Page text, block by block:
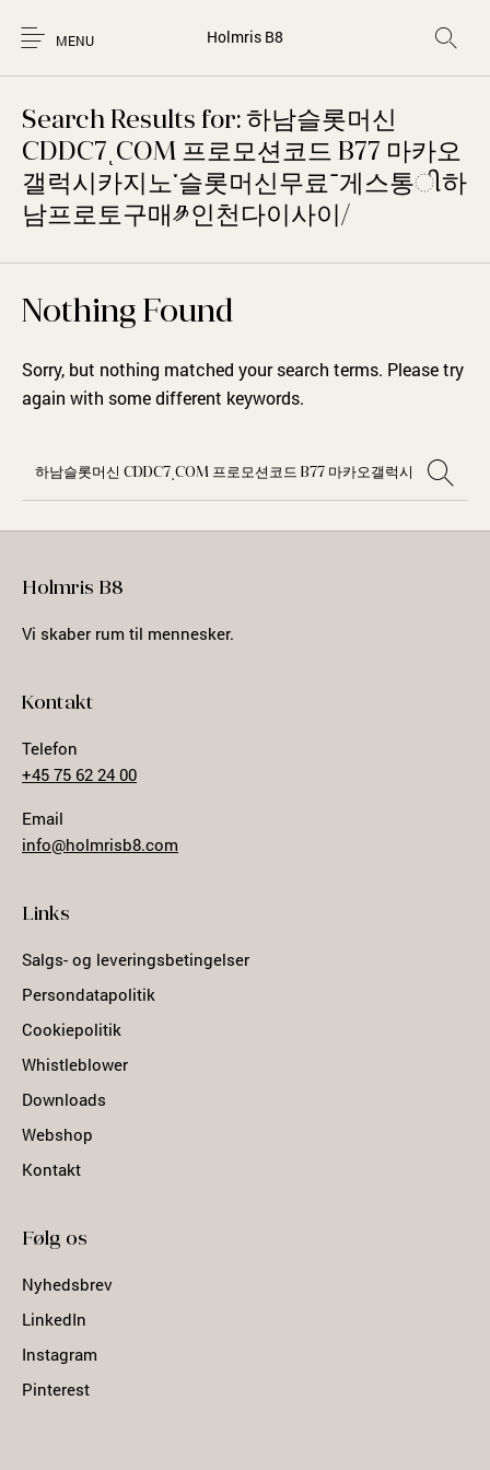
MENU Holmris B8
Search Results for: 하남슬롯머신
CDDC7ͺCOM 프로모션코드 B77 마카오
갤럭시카지노༌슬롯머신무료־게스통ી하
남프로토구매༪인천다이사이/
Nothing Found
Sorry, but nothing matched your search terms. Please try
again with some different keywords.
Holmris B8
Vi skaber rum til mennesker.
Kontakt
Telefon
+45 75 62 24 00
Email
info@holmrisb8.com
Links
Salgs- og leveringsbetingelser
Persondatapolitik
Cookiepolitik
Whistleblower
Downloads
Webshop
Kontakt
Følg os
Nyhedsbrev
LinkedIn
Instagram
Pinterest